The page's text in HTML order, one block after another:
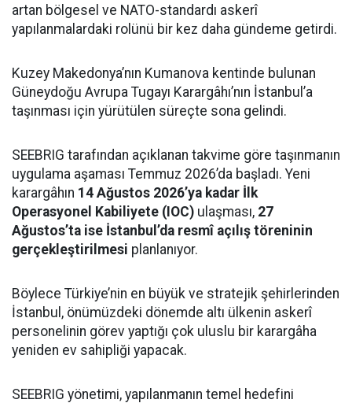
artan bölgesel ve NATO-standardı askerî
yapılanmalardaki rolünü bir kez daha gündeme getirdi.
Kuzey Makedonya’nın Kumanova kentinde bulunan
Güneydoğu Avrupa Tugayı Karargâhı’nın İstanbul’a
taşınması için yürütülen süreçte sona gelindi.
SEEBRIG tarafından açıklanan takvime göre taşınmanın
uygulama aşaması Temmuz 2026’da başladı. Yeni
karargâhın 14 Ağustos 2026’ya kadar İlk
Operasyonel Kabiliyete (IOC) ulaşması, 27
Ağustos’ta ise İstanbul’da resmî açılış töreninin
gerçekleştirilmesi planlanıyor.
Böylece Türkiye’nin en büyük ve stratejik şehirlerinden
İstanbul, önümüzdeki dönemde altı ülkenin askerî
personelinin görev yaptığı çok uluslu bir karargâha
yeniden ev sahipliği yapacak.
SEEBRIG yönetimi, yapılanmanın temel hedefini